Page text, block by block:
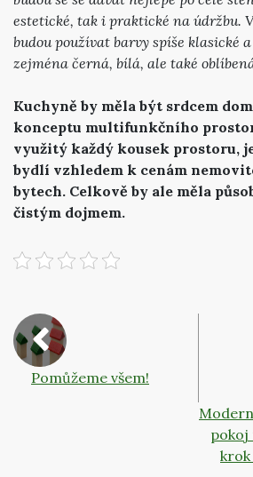
estetické, tak i praktické na údržbu.
budou používat barvy spíše klasické
zejména černá, bílá, ale také
Kuchyně by měla být srdcem
konceptu multifunkčního
využitý každý kousek prostoru,
bydlí vzhledem k cenám
bytech. Celkově by ale měla
čistým dojmem.
Pomůžeme všem!
pokoj
krok